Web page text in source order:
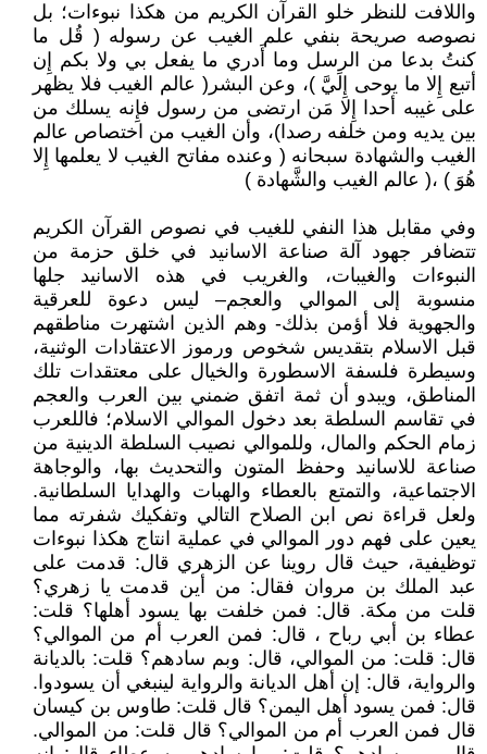
واللافت للنظر خلو القرآن الكريم من هكذا نبوءات؛ بل
نصوصه صريحة بنفي علم الغيب عن رسوله ( قُل ما
كنتُ بدعا من الرسل وما أَدري ما يفعل بي ولا بكم إِن
أتبع إِلا ما يوحى إِلَيَّ )، وعن البشر( عالم الغيب فلا يظهر
على غيبه أحدا إِلا مَن ارتضى من رسول فإِنه يسلك من
بين يديه ومن خلفه رصدا)، وأن الغيب من اختصاص عالم
الغيب والشهادة سبحانه ( وعنده مفاتح الغيب لا يعلمها إِلا
هُوَ ) ،( عالم الغيب والشَّهادة )
وفي مقابل هذا النفي للغيب في نصوص القرآن الكريم
تتضافر جهود آلة صناعة الاسانيد في خلق حزمة من
النبوءات والغيبات، والغريب في هذه الاسانيد جلها
منسوبة إلى الموالي والعجم– ليس دعوة للعرقية
والجهوية فلا أؤمن بذلك- وهم الذين اشتهرت مناطقهم
قبل الاسلام بتقديس شخوص ورموز الاعتقادات الوثنية،
وسيطرة فلسفة الاسطورة والخيال على معتقدات تلك
المناطق، ويبدو أن ثمة اتفق ضمني بين العرب والعجم
في تقاسم السلطة بعد دخول الموالي الاسلام؛ فاللعرب
زمام الحكم والمال، وللموالي نصيب السلطة الدينية من
صناعة للاسانيد وحفظ المتون والتحديث بها، والوجاهة
الاجتماعية، والتمتع بالعطاء والهبات والهدايا السلطانية.
ولعل قراءة نص ابن الصلاح التالي وتفكيك شفرته مما
يعين على فهم دور الموالي في عملية انتاج هكذا نبوءات
توظيفية، حيث قال روينا عن الزهري قال: قدمت على
عبد الملك بن مروان فقال: من أين قدمت يا زهري؟
قلت من مكة. قال: فمن خلفت بها يسود أهلها؟ قلت:
عطاء بن أبي رباح ، قال: فمن العرب أم من الموالي؟
قال: قلت: من الموالي، قال: وبم سادهم؟ قلت: بالديانة
والرواية، قال: إن أهل الديانة والرواية لينبغي أن يسودوا.
قال: فمن يسود أهل اليمن؟ قال قلت: طاوس بن كيسان
قال فمن العرب أم من الموالي؟ قال قلت: من الموالي.